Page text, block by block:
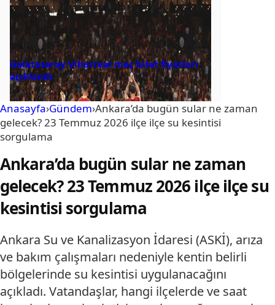
Galatasaray Villarreal maç bilet fiyatları
açıklandı
Anasayfa›Gündem›Ankara’da bugün sular ne zaman
gelecek? 23 Temmuz 2026 ilçe ilçe su kesintisi
sorgulama
Ankara’da bugün sular ne zaman
gelecek? 23 Temmuz 2026 ilçe ilçe su
kesintisi sorgulama
Ankara Su ve Kanalizasyon İdaresi (ASKİ), arıza
ve bakım çalışmaları nedeniyle kentin belirli
bölgelerinde su kesintisi uygulanacağını
açıkladı. Vatandaşlar, hangi ilçelerde ve saat